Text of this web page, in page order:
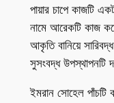
পায়ার চাপে কাজটি
নামে আরেকটি কাজ
আকৃতি বানিয়ে
সুসংবদ্ধ উপস্থাপনটি
ইমরান সোহেল